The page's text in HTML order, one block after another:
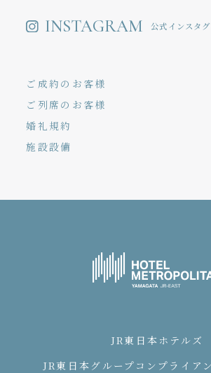
INSTAGRAM 公式インスタ
ご成約のお客様
ご列席のお客様
婚礼規約
施設設備
JR東日本ホテルズ
JR東日本グループコンプライア